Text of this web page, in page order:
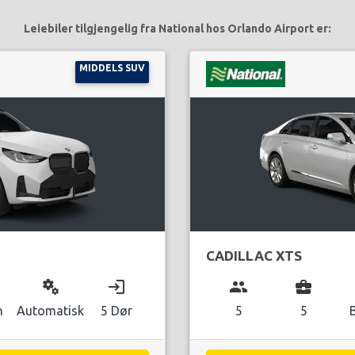
Leiebiler tilgjengelig fra National hos Orlando Airport er:
MIDDELS SUV
miscellaneous_services
Automatisk
login
5 Dør
CADILLAC XTS
group
5
business_center
5